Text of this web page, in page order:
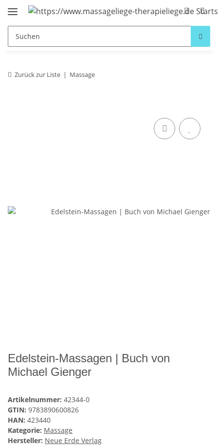
Zurück zur Liste Massage
Edelstein-Massagen | Buch von
Michael Gienger
Artikelnummer: 42344-0
GTIN: 9783890600826
HAN: 423440
Kategorie: Massage
Hersteller: Neue Erde Verlag